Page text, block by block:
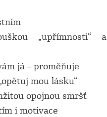
„upřímnosti“ a
já – proměňuje
mou lásku“
opojnou smršť
i motivace